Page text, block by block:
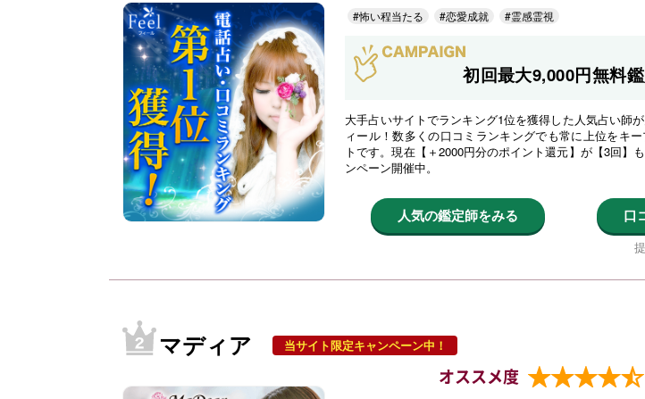
#怖い程当たる #恋愛成就 #霊感霊視
初回最大9,000円無料鑑
大手占いサイトでランキング1位を獲得した人気占い師
ィール！数多くの口コミランキングでも常に上位をキ
トです。現在【＋2000円分のポイント還元】が【3回】
ンペーン開催中。
人気の鑑定師をみる 口
マディア 当サイト限定キャンペーン中！
オススメ度